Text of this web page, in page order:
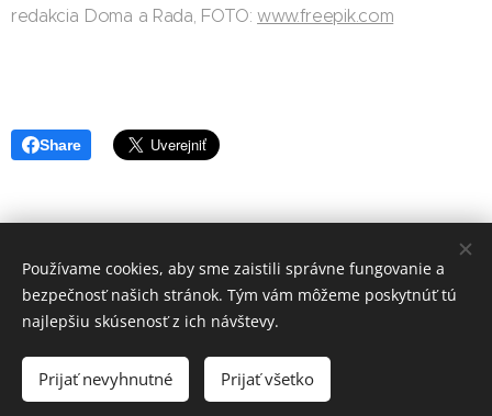
redakcia Doma a Rada, FOTO:www.freepik.com
Share
redakcia Doma a Rada
Vytvořeno službouWebnode
Jazyky
Čeština
Slovenčina
Používame cookies, aby sme zaistili správne fungovanie a
bezpečnosť našich stránok. Tým vám môžeme poskytnúť tú
najlepšiu skúsenosť z ich návštevy.
Prijať nevyhnutné Prijať všetko